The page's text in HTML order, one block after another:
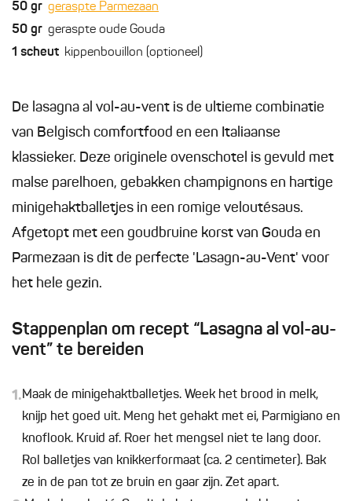
50 gr geraspte Parmezaan
50 gr geraspte oude Gouda
1 scheut kippenbouillon (optioneel)
De lasagna al vol-au-vent is de ultieme combinatie
van Belgisch comfortfood en een Italiaanse
klassieker. Deze originele ovenschotel is gevuld met
malse parelhoen, gebakken champignons en hartige
minigehaktballetjes in een romige veloutésaus.
Afgetopt met een goudbruine korst van Gouda en
Parmezaan is dit de perfecte 'Lasagn-au-Vent' voor
het hele gezin.
Stappenplan om recept “Lasagna al vol-au-
vent” te bereiden
1.Maak de minigehaktballetjes. Week het brood in melk,
knijp het goed uit. Meng het gehakt met ei, Parmigiano en
knoflook. Kruid af. Roer het mengsel niet te lang door.
Rol balletjes van knikkerformaat (ca. 2 centimeter). Bak
ze in de pan tot ze bruin en gaar zijn. Zet apart.